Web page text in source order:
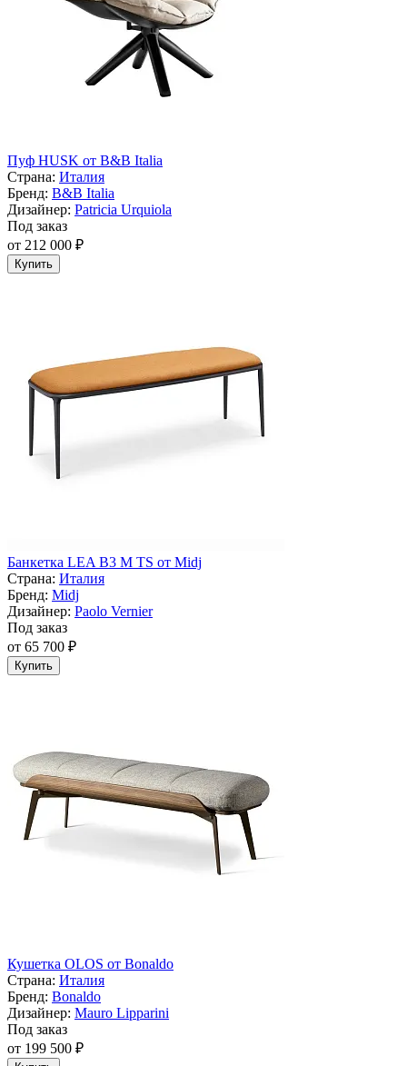
Пуф HUSK от B&B Italia
Страна: Италия
Бренд: B&B Italia
Дизайнер: Patricia Urquiola
Под заказ
от 212 000 ₽
Купить
Банкетка LEA B3 M TS от Midj
Страна: Италия
Бренд: Midj
Дизайнер: Paolo Vernier
Под заказ
от 65 700 ₽
Купить
Кушетка OLOS от Bonaldo
Страна: Италия
Бренд: Bonaldo
Дизайнер: Mauro Lipparini
Под заказ
от 199 500 ₽